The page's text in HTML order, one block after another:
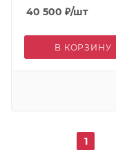
40 500 ₽/шт
В КОРЗИНУ
1